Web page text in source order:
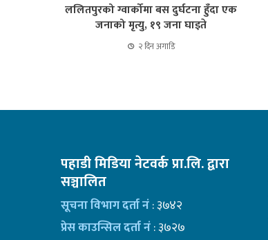
ललितपुरको ग्वार्कोमा बस दुर्घटना हुँदा एक
जनाको मृत्यु, १९ जना घाइते
२ दिन अगाडि
पहाडी मिडिया नेटवर्क प्रा.लि. द्वारा
सञ्चालित
सूचना विभाग दर्ता नं: ३७४२
प्रेस काउन्सिल दर्ता नं: ३७२७